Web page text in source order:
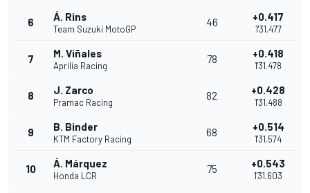
6 Á. Rins
Team Suzuki MotoGP
46 +0.417
1'31.477
7 M. Viñales
Aprilia Racing
78 +0.418
1'31.478
8 J. Zarco
Pramac Racing
82 +0.428
1'31.488
9 B. Binder
KTM Factory Racing
68 +0.514
1'31.574
10 Á. Márquez
Honda LCR
75 +0.543
1'31.603